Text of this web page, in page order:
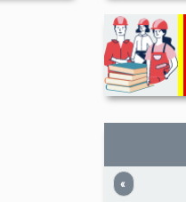
« Önceki